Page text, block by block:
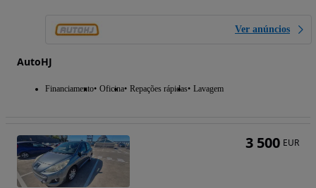
Ver anúncios
AutoHJ
Financiamento Oficina Repações rápidas Lavagem
3 500 EUR